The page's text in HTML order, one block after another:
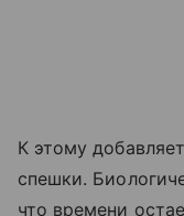
К этому
спешки.
что времени